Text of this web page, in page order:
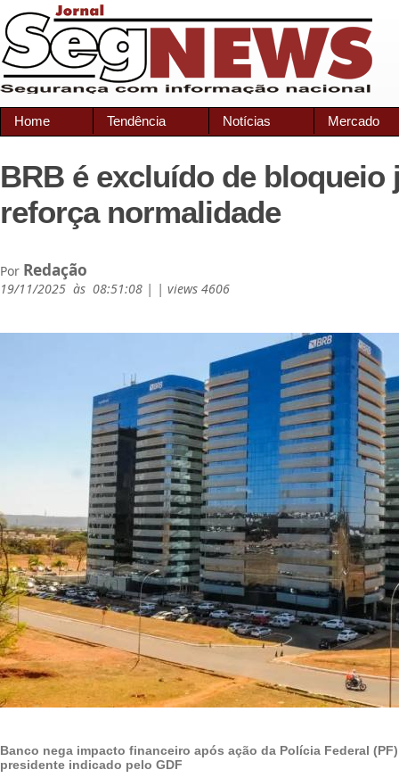
Home Tendência Notícias Mercado
BRB é excluído de bloqueio
reforça normalidade
Por Redação
19/11/2025 às 08:51:08 | | views 4606
Banco nega impacto financeiro após ação da Polícia Federal
presidente indicado pelo GDF